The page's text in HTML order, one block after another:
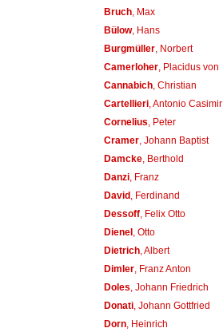
Bruch, Max
Bülow, Hans
Burgmüller, Norbert
Camerloher, Placidus von
Cannabich, Christian
Cartellieri, Antonio Casimir
Cornelius , Peter
Cramer, Johann Baptist
Damcke, Berthold
Danzi, Franz
David, Ferdinand
Dessoff, Felix Otto
Dienel, Otto
Dietrich, Albert
Dimler, Franz Anton
Doles , Johann Friedrich
Donati, Johann Gottfried
Dorn, Heinrich